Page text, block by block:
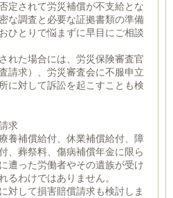
定されて労災補償が不支給とな
な調査と必要な証拠書類の準備
ひとりで悩まずに早目にご相談
れた場合には、労災保険審査官
請求）、労災審査会に不服申立
に対して訴訟を起こすことも検
求
養補償給付、休業補償給付、障
、葬祭料、傷病補償年金に限ら
遭った労働者やその遺族が受け
るわけではありません。
対して損害賠償請求も検討しま